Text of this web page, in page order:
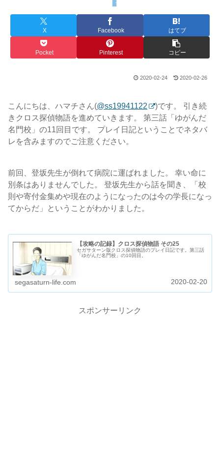
X Facebook はてブ
Pocket Pinterest コピー
2020-02-24 2020-02-26
こんにちは、ハマチさん(@ss19941122
)です。 引き続
きクロス探偵物語を進めていきます。 第三話「ゆがんだ
名門校」の11回目です。 プレイ日記ということでネタバ
レを含みますのでご注意ください。
前回、登坂先生が倒れて病院に運ばれました。 幸い命に
別条はありませんでした。 登坂先生から話を聞き、「校
則や寄付金集めや現在のようになったのは今の学長になっ
てからだ」ということがわかりました。
【攻略の記録】クロス探偵物語 その25
セガサターン版クロス探偵物語のプレイ日記です。第三話
「ゆがんだ名門校」の10回目。
segasaturn-life.com 2020-02-20
スポンサーリンク